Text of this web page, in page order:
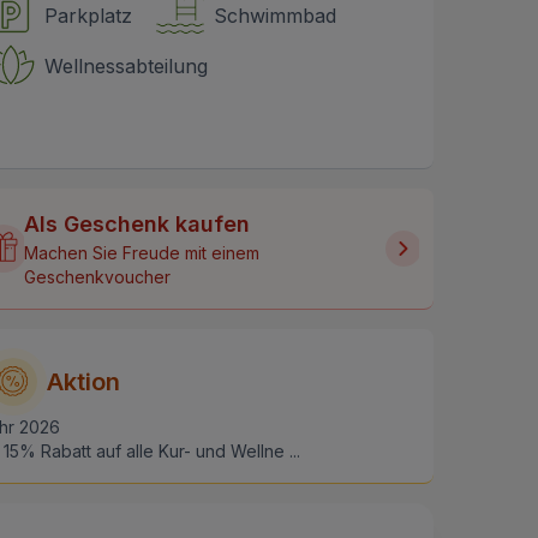
Parkplatz Schwimmbad
Wellnessabteilung
Als Geschenk kaufen
Machen Sie Freude mit einem
Geschenkvoucher
Aktion
2026
Rabatt auf alle Kur- und Wellne ...